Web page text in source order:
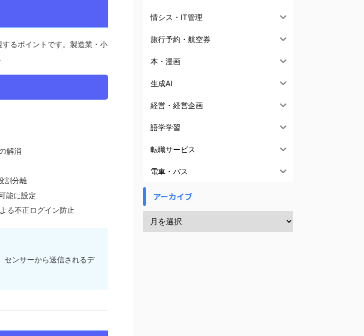
るポイントです。製造業・小
解消
割分離
能に設定
る不正ログイン防止
センサーから送信されるデ
情シス・IT管理
旅行予約・航空券
本・漫画
生成AI
経営・経営企画
語学学習
転職サービス
電車・バス
アーカイブ